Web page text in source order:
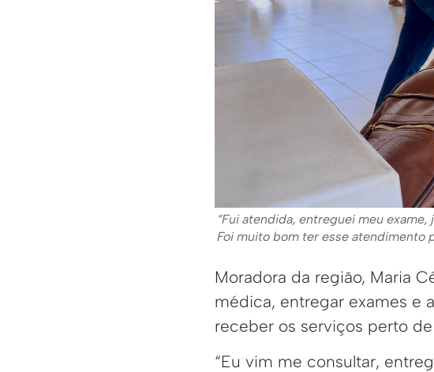
“Fui atendida, entreguei meu
Foi muito bom ter esse atendimento
Moradora da região, Maria
médica, entregar exames e
receber os serviços perto de
“Eu vim me consultar,